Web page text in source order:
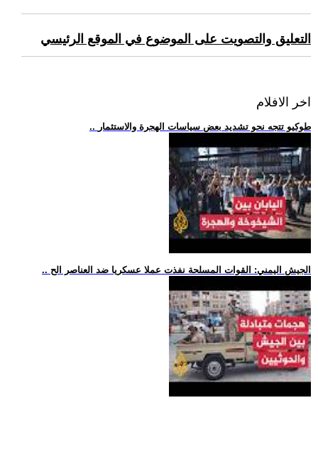
التعليق والتصويت على الموضوع في الموقع الرئيسي
اخر الافلام
.. طوكيو تتجه نحو تشديد بعض سياسات الهجرة والاستثمار
.. الجيش اليمني: القوات المسلحة نفذت عملا عسكريا ضد العناصر الح